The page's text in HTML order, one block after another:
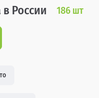
России 186 шт